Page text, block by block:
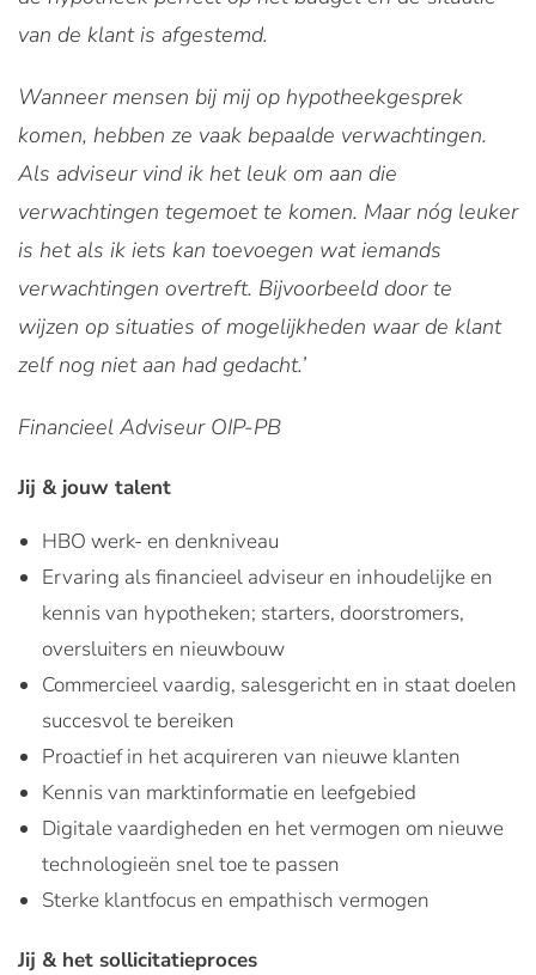
van de klant is afgestemd.
Wanneer mensen bij mij op hypotheekgesprek
komen, hebben ze vaak bepaalde verwachtingen.
Als adviseur vind ik het leuk om aan die
verwachtingen tegemoet te komen. Maar nóg leuker
is het als ik iets kan toevoegen wat iemands
verwachtingen overtreft. Bijvoorbeeld door te
wijzen op situaties of mogelijkheden waar de klant
zelf nog niet aan had gedacht.’
Financieel Adviseur OIP-PB
Jij & jouw talent
HBO werk- en denkniveau
Ervaring als financieel adviseur en inhoudelijke en
kennis van hypotheken; starters, doorstromers,
oversluiters en nieuwbouw
Commercieel vaardig, salesgericht en in staat doelen
succesvol te bereiken
Proactief in het acquireren van nieuwe klanten
Kennis van marktinformatie en leefgebied
Digitale vaardigheden en het vermogen om nieuwe
technologieën snel toe te passen
Sterke klantfocus en empathisch vermogen
Jij & het sollicitatieproces